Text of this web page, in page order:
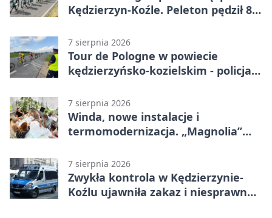
Kędzierzyn-Koźle. Peleton pędził 80
7 sierpnia 2026
Tour de Pologne w powiecie
kędzierzyńsko-kozielskim - policja
7 sierpnia 2026
Winda, nowe instalacje i
termomodernizacja. „Magnolia”
7 sierpnia 2026
Zwykła kontrola w Kędzierzynie-
Koźlu ujawniła zakaz i niesprawne